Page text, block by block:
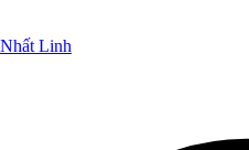
Nhất Linh